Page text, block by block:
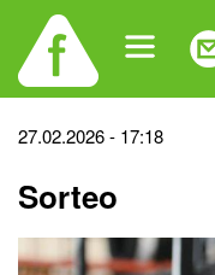
navigation
Back
top
27.02.2026 - 17:18
Sorteo